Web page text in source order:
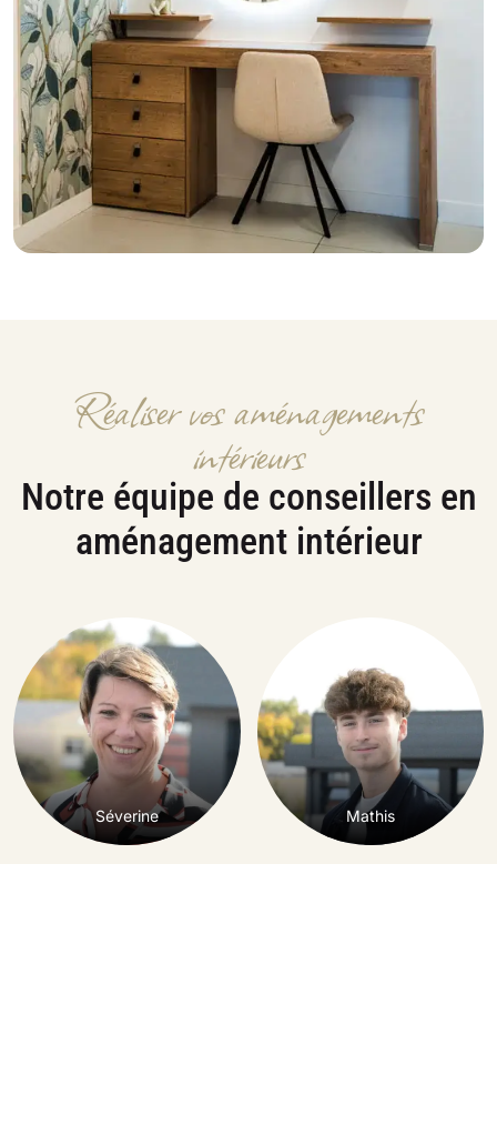
Réaliser vos aménagements
intérieurs
Notre équipe de conseillers en
aménagement intérieur
Chargement...
Séverine Mathis